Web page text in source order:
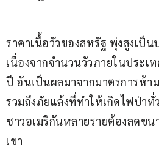
ราคาเนื้อวัวของสหรัฐ พุ่งสูงเป็
เนื่องจากจำนวนวัวภายในประเ
ปี อันเป็นผลมาจากมาตรการห้า
รวมถึงภัยแล้งที่ทำให้เกิดไฟป่า
ชาวอเมริกันหลายรายต้องลดข
เขา